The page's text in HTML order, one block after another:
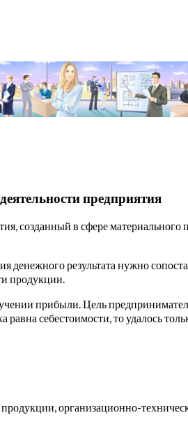
предприятия
созданный в сфере материального
денежного результата нужно
продукции.
прибыли. Цель
себестоимости, то удалось
организационно-